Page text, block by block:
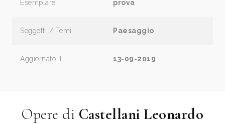
Esemplare prova
Soggetti / Temi Paesaggio
Aggiornato il 13-09-2019
Opere di Castellani Leonardo